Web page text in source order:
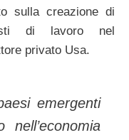
sulla creazione di
di lavoro nel
privato Usa.
emergenti